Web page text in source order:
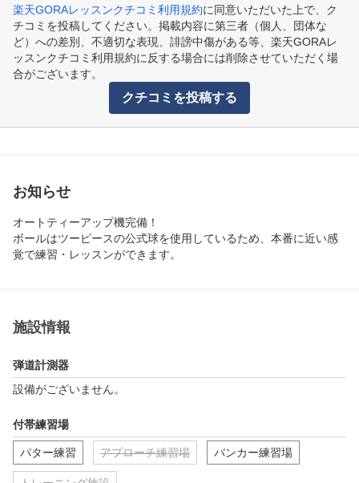
楽天GORAレッスンクチコミ利用規約に同意いただいた上で、ク
チコミを投稿してください。掲載内容に第三者（個人、団体な
ど）への差別、不適切な表現、誹謗中傷がある等、楽天GORAレ
ッスンクチコミ利用規約に反する場合には削除させていただく場
合がございます。
クチコミを投稿する
お知らせ
オートティーアップ機完備！
ボールはツーピースの公式球を使用しているため、本番に近い感
覚で練習・レッスンができます。
施設情報
弾道計測器
設備がございません。
付帯練習場
パター練習 アプローチ練習場 バンカー練習場